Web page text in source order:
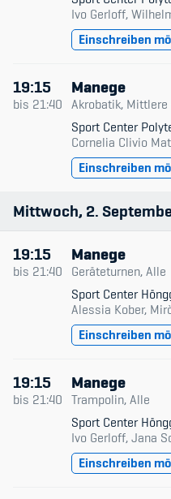
Ivo Gerloff,
Einschreiben
19:15
bis 21:40
Manege
Akrobatik,
Sport Center
Cornelia Clivio
Einschreiben
Mittwoch 2
19:15
bis 21:40
Manege
Geräteturnen, Alle
Sport Center
Alessia Kober,
Einschreiben
19:15
bis 21:40
Manege
Trampolin, Alle
Sport Center
Ivo Gerloff, Jana
Einschreiben